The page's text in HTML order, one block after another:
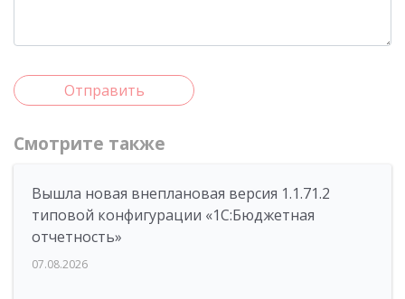
Отправить
Смотрите также
Вышла новая внеплановая версия 1.1.71.2
типовой конфигурации «1C:Бюджетная
отчетность»
07.08.2026